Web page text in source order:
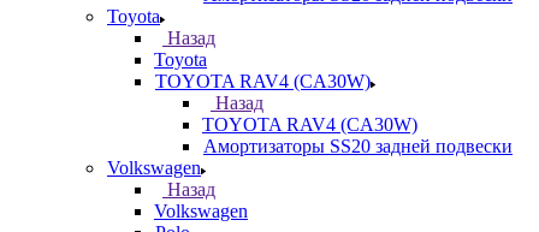
Toyota
Назад
Toyota
TOYOTA RAV4 (CA30W)
Назад
TOYOTA RAV4 (CA30W)
Амортизаторы SS20 задней подвески
Volkswagen
Назад
Volkswagen